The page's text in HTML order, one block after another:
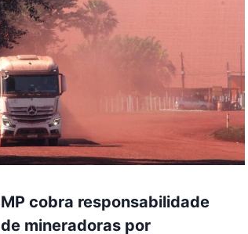
MP cobra responsabilidade
de mineradoras por